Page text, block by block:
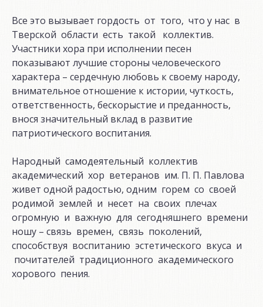
Все это вызывает гордость от того, что у нас в
Тверской области есть такой коллектив.
Участники хора при исполнении песен
показывают лучшие стороны человеческого
характера – сердечную любовь к своему народу,
внимательное отношение к истории, чуткость,
ответственность, бескорыстие и преданность,
внося значительный вклад в развитие
патриотического воспитания.
Народный самодеятельный коллектив
академический хор ветеранов им. П. П. Павлова
живет одной радостью, одним горем со своей
родимой землей и несет на своих плечах
огромную и важную для сегодняшнего времени
ношу – связь времен, связь поколений,
способствуя воспитанию эстетического вкуса и
почитателей традиционного академического
хорового пения.